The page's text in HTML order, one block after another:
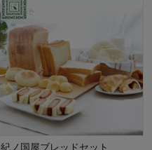
紀ノ国屋ブレッドセット